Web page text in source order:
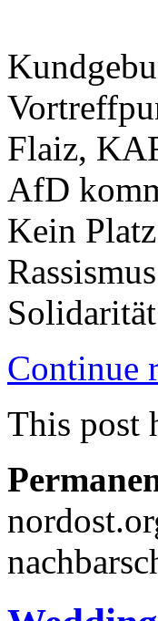
Flaiz,
AfD
Kein
Continue
This post